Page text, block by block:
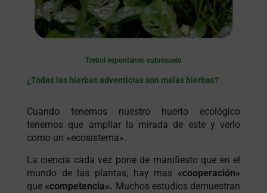
Trebol espontaneo cubresuelo
¿Todas las hierbas adventicias son malas hierbas?
Cuando tenemos nuestro huerto ecológico
tenemos que ampliar la mirada de este y verlo
como un «ecosistema».
La ciencia cada vez pone de manifiesto que en el
mundo de las plantas, hay mas «cooperación»
que «competencia». Muchos estudios demuestran